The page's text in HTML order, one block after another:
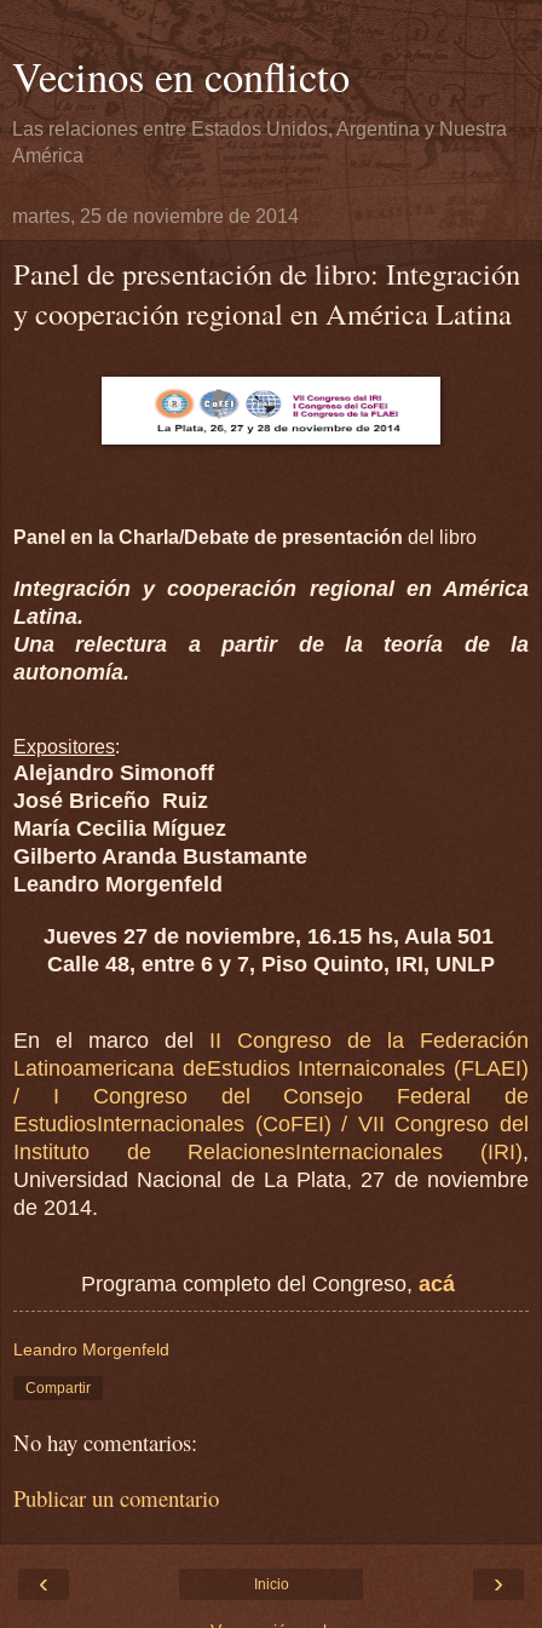
Vecinos en conflicto
Las relaciones entre Estados Unidos, Argentina y Nuestra
América
martes, 25 de noviembre de 2014
Panel de presentación de libro: Integración
y cooperación regional en América Latina
Panel en la Charla/Debate de presentación del libro
Integración y cooperación regional en América
Latina.
Una relectura a partir de la teoría de la
autonomía.
Expositores:
Alejandro Simonoff
José Briceño Ruiz
María Cecilia Míguez
Gilberto Aranda Bustamante
Leandro Morgenfeld
Jueves 27 de noviembre, 16.15 hs, Aula 501
Calle 48, entre 6 y 7, Piso Quinto, IRI, UNLP
En el marco del II Congreso de la Federación
Latinoamericana deEstudios Internaiconales (FLAEI)
/ I Congreso del Consejo Federal de
EstudiosInternacionales (CoFEI) / VII Congreso del
Instituto de RelacionesInternacionales (IRI),
Universidad Nacional de La Plata, 27 de noviembre
de 2014.
Programa completo del Congreso, acá
Leandro Morgenfeld
Compartir
No hay comentarios:
Publicar un comentario
‹ ›
Inicio